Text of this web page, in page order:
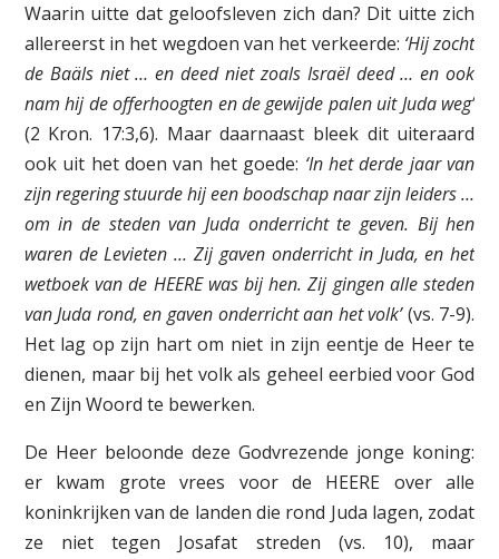
Waarin uitte dat geloofsleven zich dan? Dit uitte zich
allereerst in het wegdoen van het verkeerde: ‘Hij zocht
de Baäls niet … en deed niet zoals Israël deed … en ook
nam hij de offerhoogten en de gewijde palen uit Juda weg’
(2 Kron. 17:3,6). Maar daarnaast bleek dit uiteraard
ook uit het doen van het goede: ‘In het derde jaar van
zijn regering stuurde hij een boodschap naar zijn leiders …
om in de steden van Juda onderricht te geven. Bij hen
waren de Levieten … Zij gaven onderricht in Juda, en het
wetboek van de HEERE was bij hen. Zij gingen alle steden
van Juda rond, en gaven onderricht aan het volk’(vs. 7-9).
Het lag op zijn hart om niet in zijn eentje de Heer te
dienen, maar bij het volk als geheel eerbied voor God
en Zijn Woord te bewerken.
De Heer beloonde deze Godvrezende jonge koning:
er kwam grote vrees voor de HEERE over alle
koninkrijken van de landen die rond Juda lagen, zodat
ze niet tegen Josafat streden (vs. 10), maar